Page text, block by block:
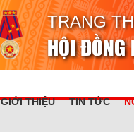
TRANG
HỘI ĐỒNG
GIỚI THIỆU TIN TỨC